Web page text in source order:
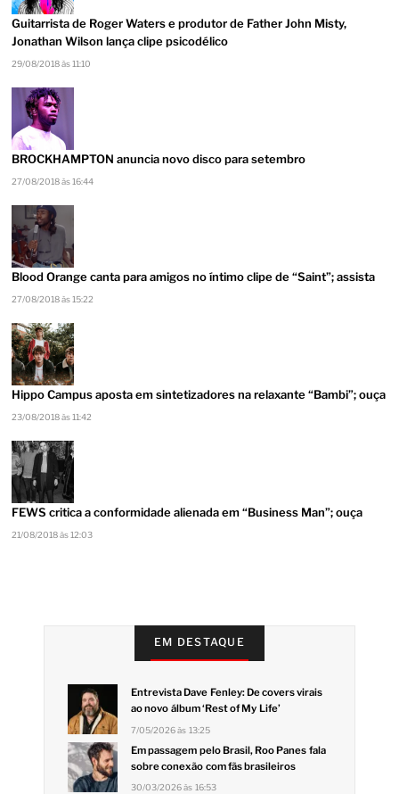
Guitarrista de Roger Waters e produtor de Father John Misty,
Jonathan Wilson lança clipe psicodélico
29/08/2018 às 11:10
BROCKHAMPTON anuncia novo disco para setembro
27/08/2018 às 16:44
Blood Orange canta para amigos no íntimo clipe de “Saint”; assista
27/08/2018 às 15:22
Hippo Campus aposta em sintetizadores na relaxante “Bambi”; ouça
23/08/2018 às 11:42
FEWS critica a conformidade alienada em “Business Man”; ouça
21/08/2018 às 12:03
EM DESTAQUE
Entrevista Dave Fenley: De covers virais
ao novo álbum ‘Rest of My Life’
7/05/2026 às 13:25
Em passagem pelo Brasil, Roo Panes fala
sobre conexão com fãs brasileiros
30/03/2026 às 16:53